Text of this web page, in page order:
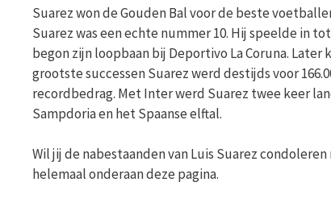
Suarez won de Gouden Bal voor de beste
Suarez was een echte nummer 10. Hij speelde in
begon zijn loopbaan bij Deportivo La Coruna.
grootste successen Suarez werd destijds voor
recordbedrag. Met Inter werd Suarez twee keer
Sampdoria en het Spaanse elftal.
Wil jij de nabestaanden van Luis Suarez
helemaal onderaan deze pagina.